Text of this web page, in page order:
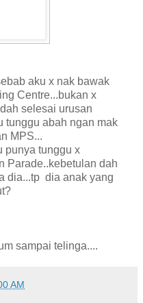
aku x nak bawak
Centre...bukan x
selesai urusan
tunggu abah ngan mak
MPS...
punya tunggu x
Parade..kebetulan dah
dia...tp dia anak yang
sampai telinga....
AM